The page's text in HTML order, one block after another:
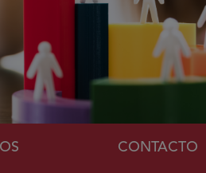
CONTACTO